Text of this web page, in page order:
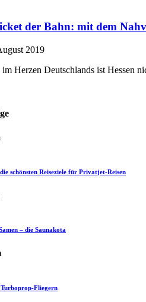
der Bahn: mit dem
2019
Herzen Deutschlands ist Hessen
schönsten Reiseziele für Privatjet-Reisen
– die Saunakota
Fliegern